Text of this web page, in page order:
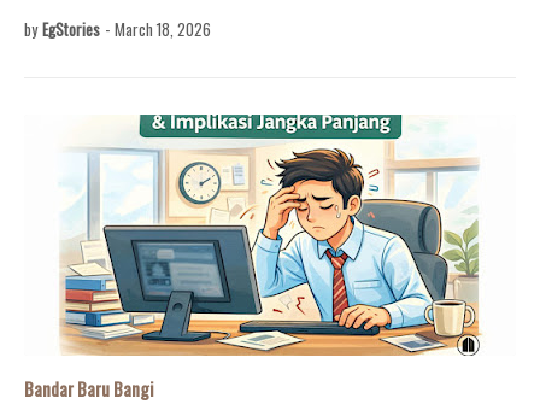
by EgStories - March 18, 2026
Bandar Baru Bangi